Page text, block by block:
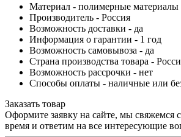
Материал - полимерные материалы
Производитель - Россия
Возможность доставки - да
Информация о гарантии - 1 год
Возможность самовывоза - да
Страна производства товара -
Возможность рассрочки - нет
Способы оплаты - наличные или
Заказать товар
Оформите заявку на сайте, мы свяжемся
время и ответим на все интересующие